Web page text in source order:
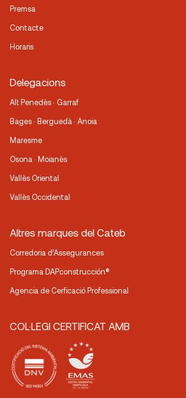
Premsa
Contacte
Horaris
Delegacions
Alt Penedès · Garraf
Bages · Berguedà · Anoia
Maresme
Osona · Moianès
Vallès Oriental
Vallès Occidental
Altres marques del Cateb
Corredoria d’Assegurances
Programa DAPconstrucción®
Agencia de Cerficació Professional
COL·LEGI CERTIFICAT AMB